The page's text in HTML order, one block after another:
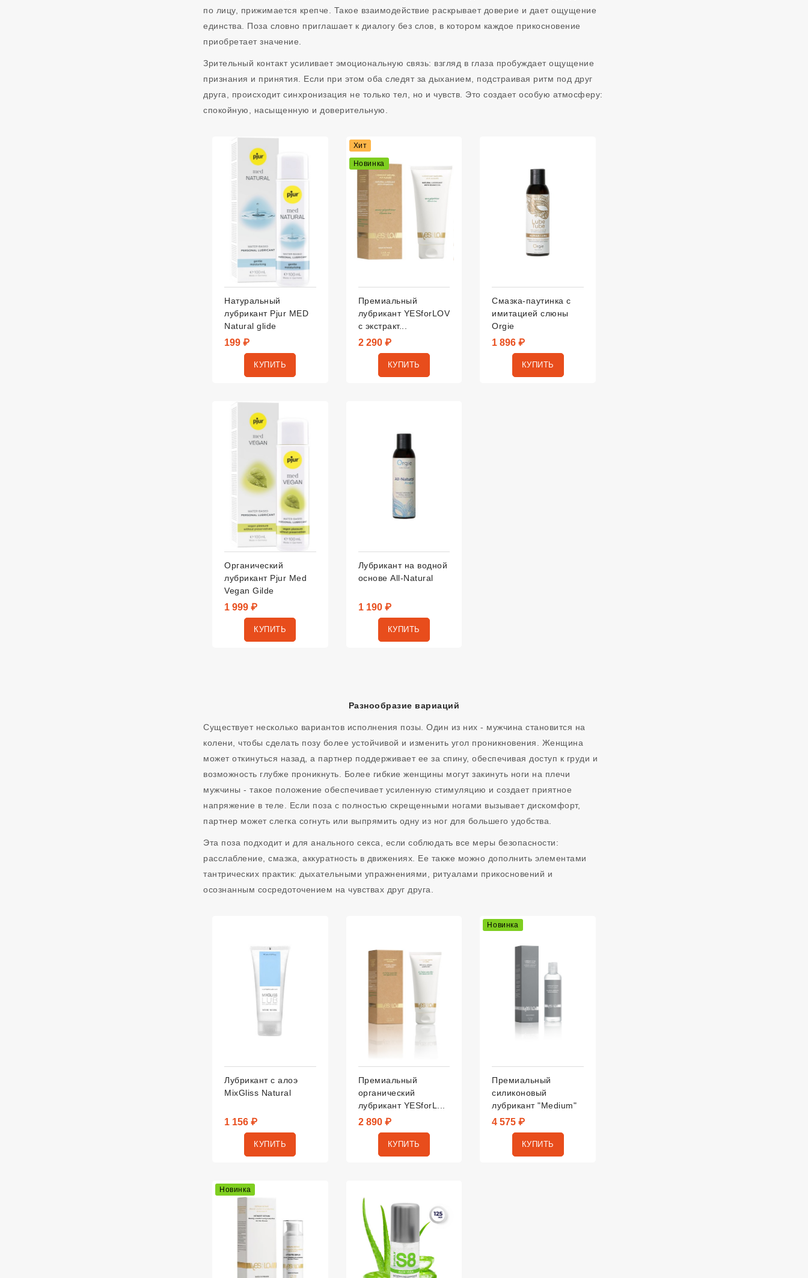
по лицу, прижимается крепче. Такое взаимодействие раскрывает доверие и дает ощущение
единства. Поза словно приглашает к диалогу без слов, в котором каждое прикосновение
приобретает значение.
Зрительный контакт усиливает эмоциональную связь: взгляд в глаза пробуждает ощущение
признания и принятия. Если при этом оба следят за дыханием, подстраивая ритм под друг
друга, происходит синхронизация не только тел, но и чувств. Это создает особую атмосферу:
спокойную, насыщенную и доверительную.
Натуральный
лубрикант Pjur MED
Natural glide
199 ₽
КУПИТЬ
Хит
Новинка
Премиальный
лубрикант YESforLOV
с экстракт...
2 290 ₽
КУПИТЬ
Смазка-паутинка с
имитацией слюны
Orgie
1 896 ₽
КУПИТЬ
Органический
лубрикант Pjur Med
Vegan Gilde
1 999 ₽
КУПИТЬ
Лубрикант на водной
основе All-Natural
1 190 ₽
КУПИТЬ
Разнообразие вариаций
Существует несколько вариантов исполнения позы. Один из них - мужчина становится на
колени, чтобы сделать позу более устойчивой и изменить угол проникновения. Женщина
может откинуться назад, а партнер поддерживает ее за спину, обеспечивая доступ к груди и
возможность глубже проникнуть. Более гибкие женщины могут закинуть ноги на плечи
мужчины - такое положение обеспечивает усиленную стимуляцию и создает приятное
напряжение в теле. Если поза с полностью скрещенными ногами вызывает дискомфорт,
партнер может слегка согнуть или выпрямить одну из ног для большего удобства.
Эта поза подходит и для анального секса, если соблюдать все меры безопасности:
расслабление, смазка, аккуратность в движениях. Ее также можно дополнить элементами
тантрических практик: дыхательными упражнениями, ритуалами прикосновений и
осознанным сосредоточением на чувствах друг друга.
Лубрикант с алоэ
MixGliss Natural
1 156 ₽
КУПИТЬ
Премиальный
органический
лубрикант YESforL...
2 890 ₽
КУПИТЬ
Новинка
Премиальный
силиконовый
лубрикант "Medium"
4 575 ₽
КУПИТЬ
Новинка